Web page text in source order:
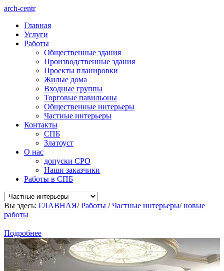
arch-centr
Главная
Услуги
Работы
Общественные здания
Производственные здания
Проекты планировки
Жилые дома
Входные группы
Торговые павильоны
Общественные интерьеры
Частные интерьеры
Контакты
СПБ
Златоуст
О нас
допуски СРО
Наши заказчики
Работы в СПБ
Вы здесь: ГЛАВНАЯ/Работы /Частные интерьеры/новые
работы
Подробнее